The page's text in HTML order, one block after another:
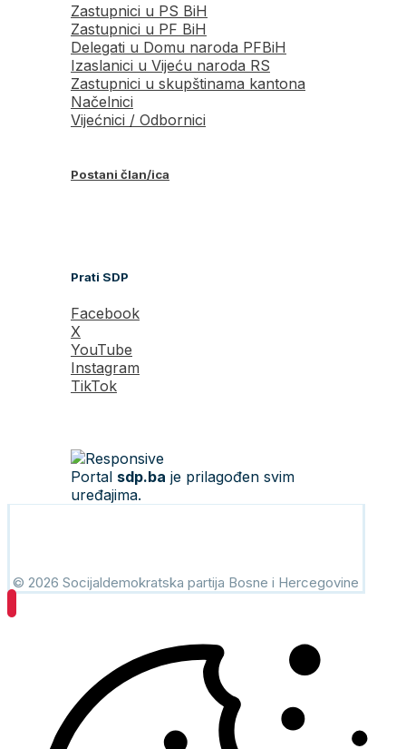
Zastupnici u PS BiH
Zastupnici u PF BiH
Delegati u Domu naroda PFBiH
Izaslanici u Vijeću naroda RS
Zastupnici u skupštinama kantona
Načelnici
Vijećnici / Odbornici
Postani član/ica
Prati SDP
Facebook
X
YouTube
Instagram
TikTok
Portal sdp.ba je prilagođen svim
uređajima.
© 2026 Socijaldemokratska partija Bosne i Hercegovine